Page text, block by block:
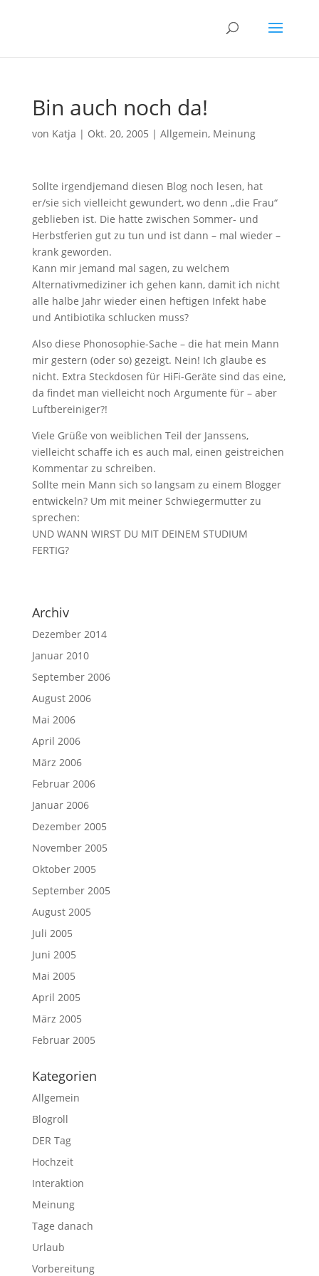
Bin auch noch da!
von Katja | Okt. 20, 2005 | Allgemein, Meinung
Sollte irgendjemand diesen Blog noch lesen, hat
er/sie sich vielleicht gewundert, wo denn „die Frau“
geblieben ist. Die hatte zwischen Sommer- und
Herbstferien gut zu tun und ist dann – mal wieder –
krank geworden.
Kann mir jemand mal sagen, zu welchem
Alternativmediziner ich gehen kann, damit ich nicht
alle halbe Jahr wieder einen heftigen Infekt habe
und Antibiotika schlucken muss?
Also diese Phonosophie-Sache – die hat mein Mann
mir gestern (oder so) gezeigt. Nein! Ich glaube es
nicht. Extra Steckdosen für HiFi-Geräte sind das eine,
da findet man vielleicht noch Argumente für – aber
Luftbereiniger?!
Viele Grüße von weiblichen Teil der Janssens,
vielleicht schaffe ich es auch mal, einen geistreichen
Kommentar zu schreiben.
Sollte mein Mann sich so langsam zu einem Blogger
entwickeln? Um mit meiner Schwiegermutter zu
sprechen:
UND WANN WIRST DU MIT DEINEM STUDIUM
FERTIG?
Archiv
Dezember 2014
Januar 2010
September 2006
August 2006
Mai 2006
April 2006
März 2006
Februar 2006
Januar 2006
Dezember 2005
November 2005
Oktober 2005
September 2005
August 2005
Juli 2005
Juni 2005
Mai 2005
April 2005
März 2005
Februar 2005
Kategorien
Allgemein
Blogroll
DER Tag
Hochzeit
Interaktion
Meinung
Tage danach
Urlaub
Vorbereitung